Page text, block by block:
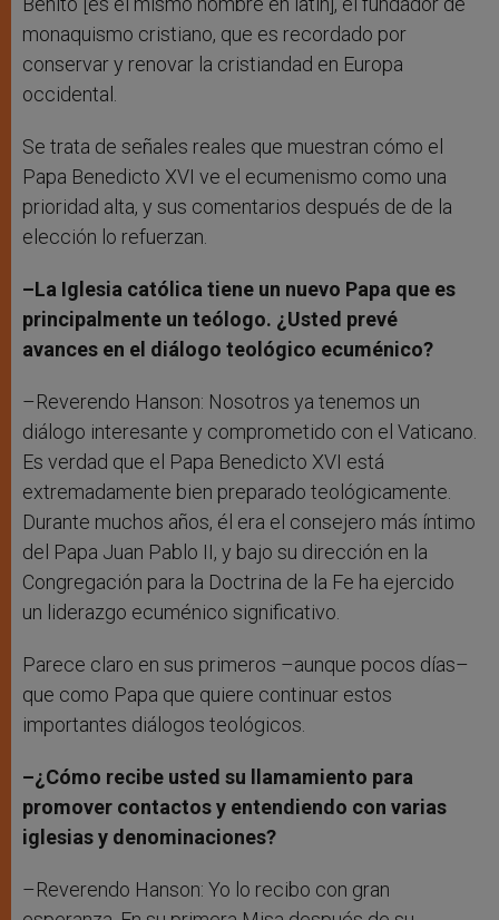
monaquismo cristiano, que es recordado por
conservar y renovar la cristiandad en Europa
occidental.
Se trata de señales reales que muestran cómo el
Papa Benedicto XVI ve el ecumenismo como una
prioridad alta, y sus comentarios después de de la
elección lo refuerzan.
–La Iglesia católica tiene un nuevo Papa que es
principalmente un teólogo. ¿Usted prevé
avances en el diálogo teológico ecuménico?
–Reverendo Hanson: Nosotros ya tenemos un
diálogo interesante y comprometido con el Vaticano.
Es verdad que el Papa Benedicto XVI está
extremadamente bien preparado teológicamente.
Durante muchos años, él era el consejero más íntimo
del Papa Juan Pablo II, y bajo su dirección en la
Congregación para la Doctrina de la Fe ha ejercido
un liderazgo ecuménico significativo.
Parece claro en sus primeros –aunque pocos días–
que como Papa que quiere continuar estos
importantes diálogos teológicos.
–¿Cómo recibe usted su llamamiento para
promover contactos y entendiendo con varias
iglesias y denominaciones?
–Reverendo Hanson: Yo lo recibo con gran